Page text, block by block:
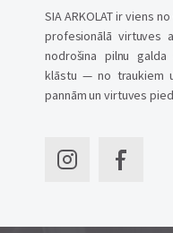
SIA ARKOLAT ir viens
profesionālā virtuves
nodrošina pilnu
klāstu — no traukiem
pannām un virtuves